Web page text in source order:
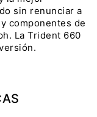
sin renunciar a
componentes de
La Trident 660